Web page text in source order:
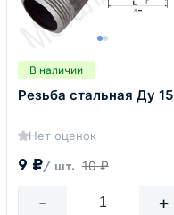
В наличии
Резьба стальная Ду 15
Нет оценок
9 ₽/ шт. 10 ₽
- +